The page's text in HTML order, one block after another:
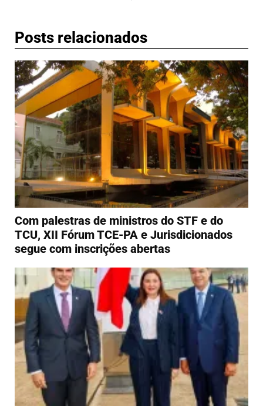
Posts relacionados
Com palestras de ministros do STF e do
TCU, XII Fórum TCE-PA e Jurisdicionados
segue com inscrições abertas